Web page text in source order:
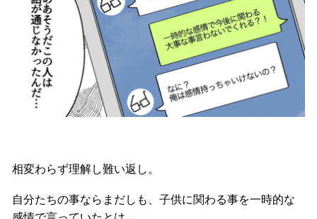
相変わらず理解し難い返し。
自分たちの事ならまだしも、子供に関わる事を一時的な